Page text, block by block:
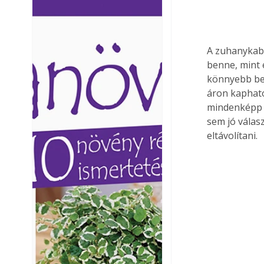
A
benne, mint
könnyebb
áron
sem jó
eltávolítani.